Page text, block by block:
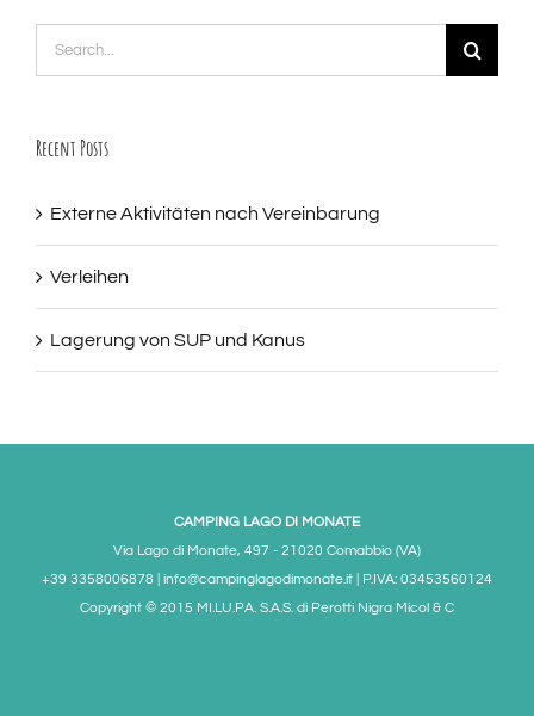
Search
for:
Recent Posts
Externe Aktivitäten nach Vereinbarung
Verleihen
Lagerung von SUP und Kanus
CAMPING LAGO DI MONATE
Via Lago di Monate, 497 - 21020 Comabbio (VA)
+39 3358006878 | info@campinglagodimonate.it | P.IVA: 03453560124
Copyright © 2015 MI.LU.PA. S.A.S. di Perotti Nigra Micol & C